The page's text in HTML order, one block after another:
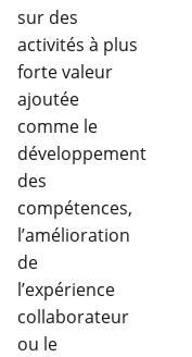
sur des
activités à plus
forte valeur
ajoutée
comme le
développement
des
compétences,
l’amélioration
de
l’expérience
collaborateur
ou le